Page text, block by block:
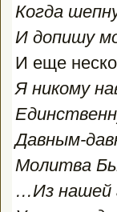
Когда
И допишу
И еще
Я никому
Давным-
Молитва
…Из нашей